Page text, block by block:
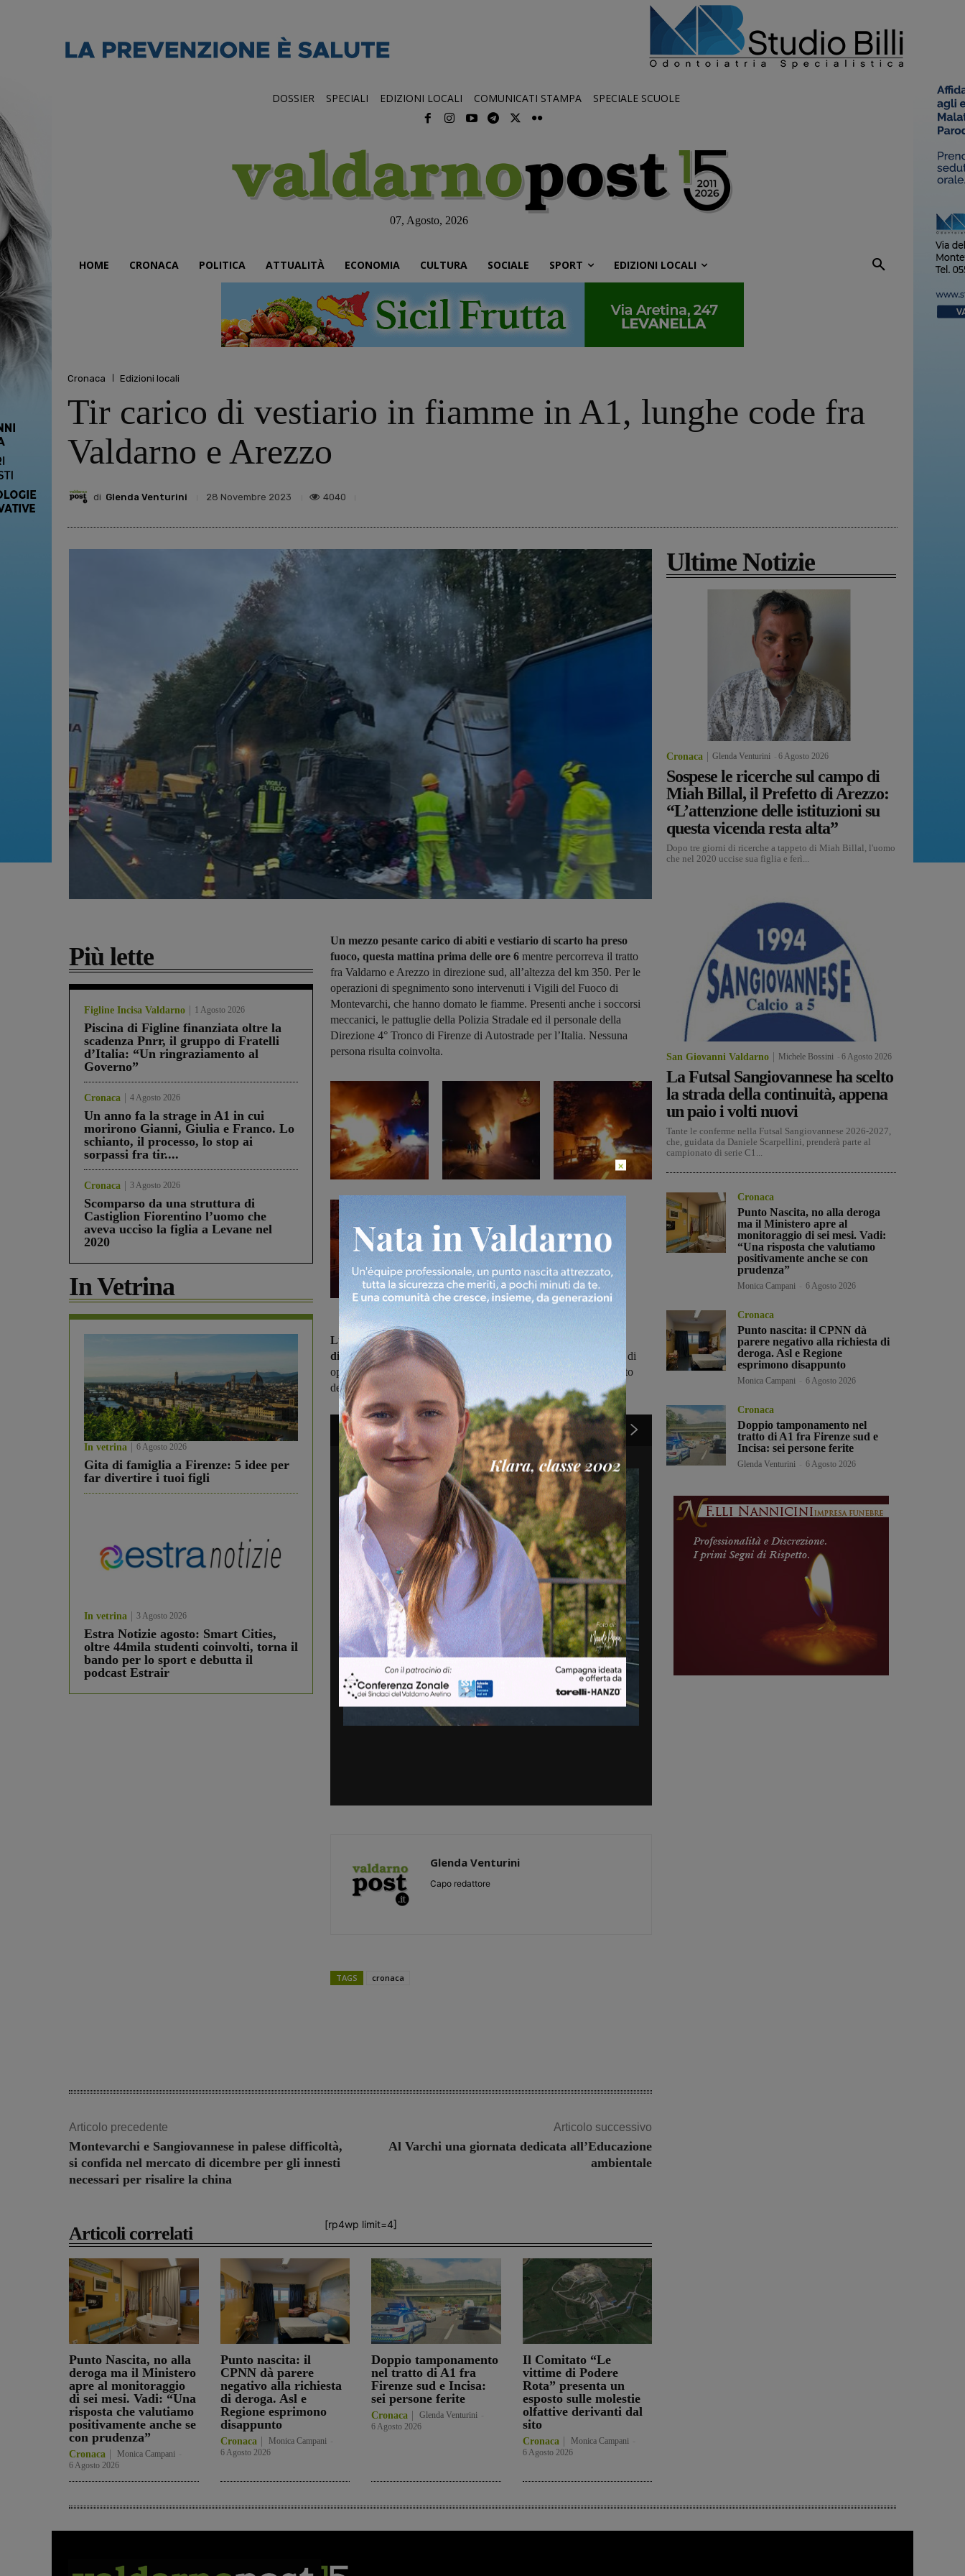
DOSSIER SPECIALI EDIZIONI LOCALI COMUNICATI STAMPA SPECIALE SCUOLE
07, Agosto, 2026
HOME CRONACA POLITICA ATTUALITÀ ECONOMIA CULTURA SOCIALE SPORT EDIZIONI LOCALI
Cronaca Edizioni locali
Tir carico di vestiario in fiamme in A1, lunghe code fra
Valdarno e Arezzo
di Glenda Venturini 28 Novembre 2023 4040
Più lette
Figline Incisa Valdarno 1 Agosto 2026
Piscina di Figline finanziata oltre la
scadenza Pnrr, il gruppo di Fratelli
d’Italia: “Un ringraziamento al
Governo”
Cronaca 4 Agosto 2026
Un anno fa la strage in A1 in cui
morirono Gianni, Giulia e Franco. Lo
schianto, il processo, lo stop ai
sorpassi fra tir....
Cronaca 3 Agosto 2026
Scomparso da una struttura di
Castiglion Fiorentino l’uomo che
aveva ucciso la figlia a Levane nel
2020
In Vetrina
In vetrina 6 Agosto 2026
Gita di famiglia a Firenze: 5 idee per
far divertire i tuoi figli
In vetrina 3 Agosto 2026
Estra Notizie agosto: Smart Cities,
oltre 44mila studenti coinvolti, torna il
bando per lo sport e debutta il
podcast Estrair
Un mezzo pesante carico di abiti e vestiario di scarto ha preso
fuoco, questa mattina prima delle ore 6 mentre percorreva il tratto
fra Valdarno e Arezzo in direzione sud, all’altezza del km 350. Per le
operazioni di spegnimento sono intervenuti i Vigili del Fuoco di
Montevarchi, che hanno domato le fiamme. Presenti anche i soccorsi
meccanici, le pattuglie della Polizia Stradale ed il personale della
Direzione 4° Tronco di Firenze di Autostrade per l’Italia. Nessuna
persona risulta coinvolta.
Lunghe code si sono formate nel tratto, fino a 8 chilometri in
direzione di Roma, visto che per consentire ai Vigili del fuoco
di
operare allo spegnimento il traffico è stato prima fermato e poi fatto
defluire su una sola corsia.
1 di 6
Glenda Venturini
Capo redattore
TAGS cronaca
Articolo precedente
Montevarchi e Sangiovannese in palese difficoltà,
si confida nel mercato di dicembre per gli innesti
necessari per risalire la china
Articolo successivo
Al Varchi una giornata dedicata all’Educazione
ambientale
[rp4wp limit=4]
Articoli correlati
Punto Nascita, no alla
deroga ma il Ministero
apre al monitoraggio
di sei mesi. Vadi: “Una
risposta che valutiamo
positivamente anche se
con prudenza”
Cronaca Monica Campani
6 Agosto 2026
Punto nascita: il
CPNN dà parere
negativo alla richiesta
di deroga. Asl e
Regione esprimono
disappunto
Cronaca Monica Campani
6 Agosto 2026
Doppio tamponamento
nel tratto di A1 fra
Firenze sud e Incisa:
sei persone ferite
Cronaca Glenda Venturini
6 Agosto 2026
Il Comitato “Le
vittime di Podere
Rota” presenta un
esposto sulle molestie
olfattive derivanti dal
sito
Cronaca Monica Campani
6 Agosto 2026
Ultime Notizie
Cronaca Glenda Venturini 6 Agosto 2026
Sospese le ricerche sul campo di
Miah Billal, il Prefetto di Arezzo:
“L’attenzione delle istituzioni su
questa vicenda resta alta”
Dopo tre giorni di ricerche a tappeto di Miah Billal, l'uomo
che nel 2020 uccise sua figlia e ferì...
San Giovanni Valdarno Michele Bossini 6 Agosto 2026
La Futsal Sangiovannese ha scelto
la strada della continuità, appena
un paio i volti nuovi
Tante le conferme nella Futsal Sangiovannese 2026-2027,
che, guidata da Daniele Scarpellini, prenderà parte al
campionato di serie C1...
Cronaca
Punto Nascita, no alla deroga
ma il Ministero apre al
monitoraggio di sei mesi. Vadi:
“Una risposta che valutiamo
positivamente anche se con
prudenza”
Monica Campani 6 Agosto 2026
Cronaca
Punto nascita: il CPNN dà
parere negativo alla richiesta di
deroga. Asl e Regione
esprimono disappunto
Monica Campani 6 Agosto 2026
Cronaca
Doppio tamponamento nel
tratto di A1 fra Firenze sud e
Incisa: sei persone ferite
Glenda Venturini 6 Agosto 2026
×